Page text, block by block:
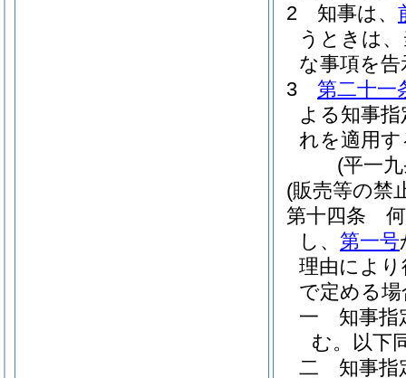
2
知事は、
うときは
な事項を
3
第二十一
よる知事
れを適用す
(平一
(販売等の禁
第十四条
し、 第一号
理由によ
で定める
一
知事指
む。以下
二
知事指